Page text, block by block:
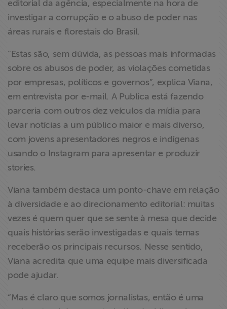
editorial da agência, especialmente na hora de
investigar a corrupção e o abuso de poder nas
áreas rurais e florestais do Brasil.
“Estas são, sem dúvida, as pessoas mais informadas
sobre os abusos de poder, as violações cometidas
por empresas, políticos e governos”, explica Viana,
em entrevista por e-mail. A Publica está fazendo
parceria com outros dez veículos da mídia para
levar notícias a um público maior e mais diverso,
com jovens apresentadores negros e indígenas
usando o Instagram para apresentar e produzir
stories.
Viana também destaca um ponto-chave em relação
à diversidade e ao direcionamento editorial: muitas
vezes é quem quer que se sente à mesa que decide
quais histórias serão investigadas e quais temas
receberão os principais recursos. Nesse sentido,
Viana acredita que uma equipe mais diversificada
pode ajudar.
“Mas é claro que somos jornalistas, então é uma